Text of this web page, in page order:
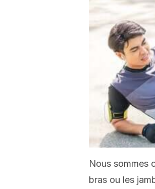
Nous sommes
bras ou les